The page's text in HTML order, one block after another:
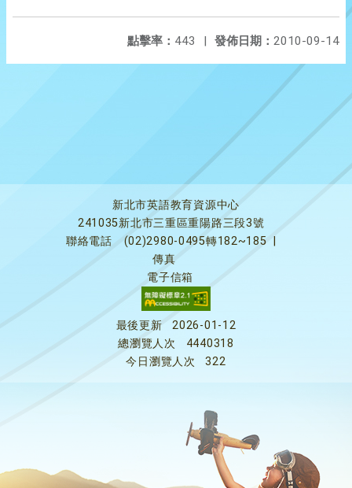
發佈日期： 2010-09-14
點擊率： 443 |
新北市英語教育資源中心
241035新北市三重區重陽路三段3號
聯絡電話
(02)2980-0495轉182~185
傳真
電子信箱
最後更新
2026-01-12
總瀏覽人次
4440318
今日瀏覽人次
322